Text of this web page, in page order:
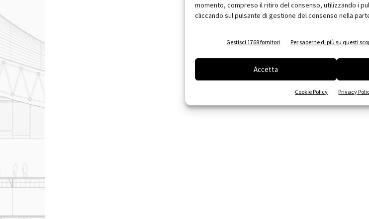
momento, compreso il ritiro del consenso, utilizzando i
cliccando sul pulsante di gestione del consenso nella
Gestisci 1768 fornitori Per saperne di più su questi
Accetta
Cookie Policy Privacy